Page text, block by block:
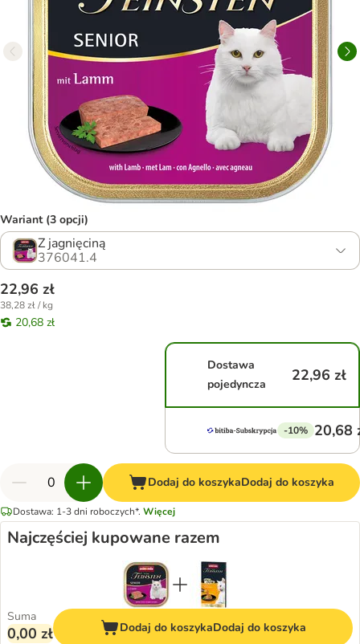
Wariant (3 opcji)
Z jagnięciną
376041.4
22,96 zł
38,28 zł / kg
20,68 zł
Dostawa
pojedyncza
22,96 zł
-10% 20,68
Dodaj do koszykaDodaj do koszyka
Dostawa: 1-3 dni roboczych*. Więcej
Najczęściej kupowane razem
Suma
0,00 zł Dodaj do koszykaDodaj do koszyka